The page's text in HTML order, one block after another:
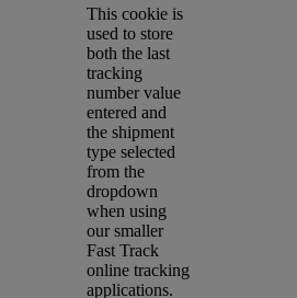
This cookie is
used to store
both the last
tracking
number value
entered and
the shipment
type selected
from the
dropdown
when using
our smaller
Fast Track
online tracking
applications.